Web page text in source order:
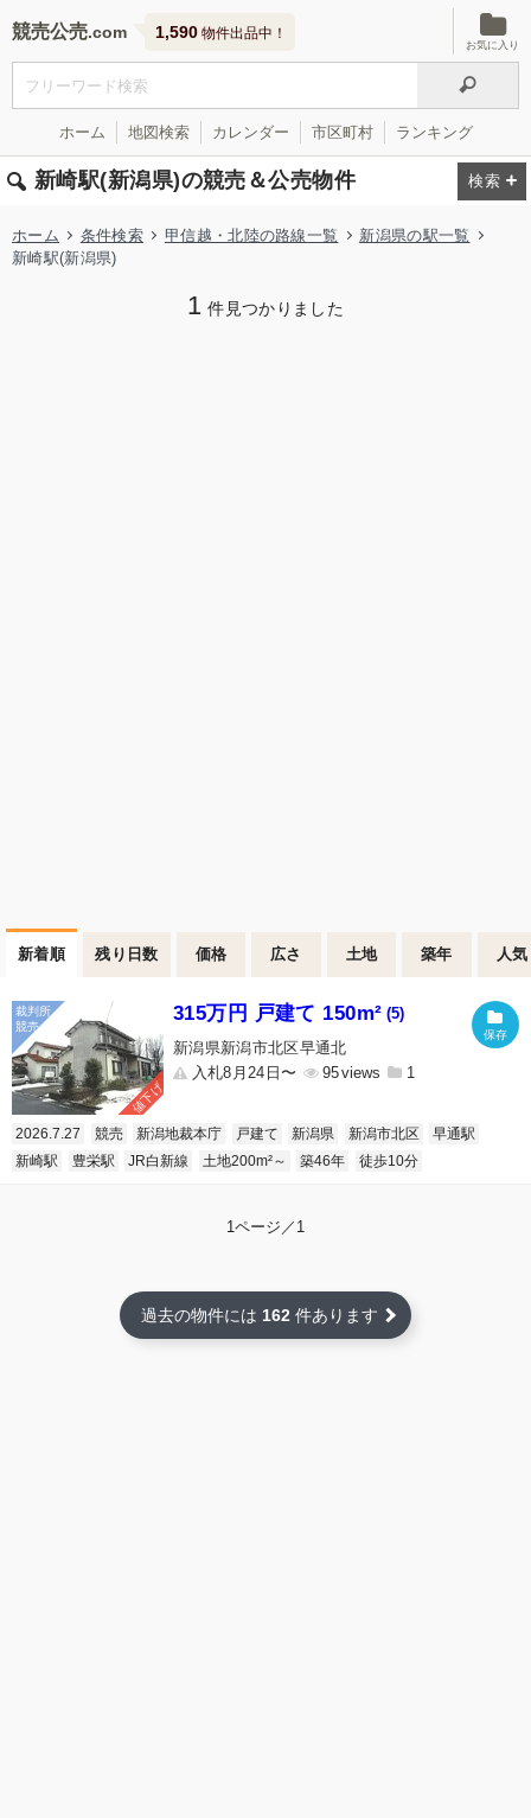
競売公売 1,590 物件出品中！
お気に入り
ホーム 地図検索 カレンダー 市区町村 ランキング
新崎駅(新潟県)の競売＆公売物件
ホーム 条件検索 甲信越・北陸の路線一覧
新潟県の駅一覧
新崎駅(新潟県)
1 件見つかりました
新着順 残り日数 価格 広さ 土地 築年 人気
値下げ
315万円 戸建て 150m² (5)
新潟県新潟市北区早通北
入札8月24日〜
95 1
2026.7.27 競売 新潟地裁本庁 戸建て 新潟県 新潟市北区
早通駅
新崎駅
豊栄駅 JR白新線 土地200m²～ 築46年 徒歩10分
1ページ／1
過去の物件には 162 件あります